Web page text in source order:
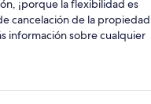
¡porque la flexibilidad es
cancelación de la propiedad
información sobre cualquier